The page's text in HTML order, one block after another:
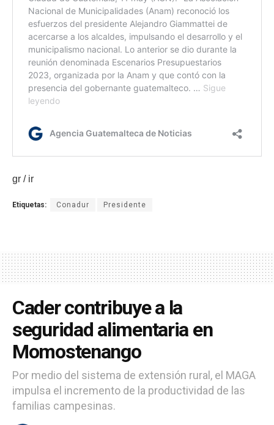
gr / ir
Etiquetas: Conadur Presidente
Cader contribuye a la
seguridad alimentaria en
Momostenango
Por medio del sistema de extensión rural, el MAGA
impulsa el incremento de la productividad de las
familias campesinas.